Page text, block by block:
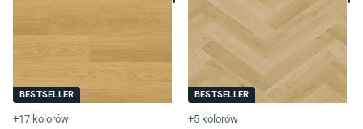
BESTSELLER
+17 kolorów
BESTSELLER
+5 kolorów